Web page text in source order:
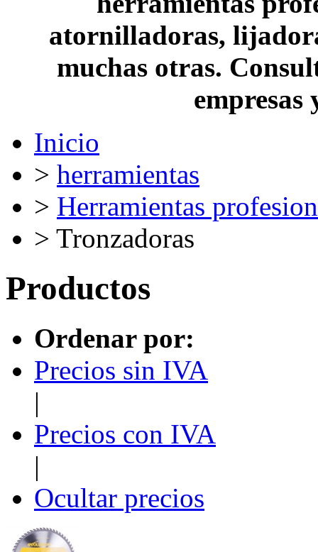
atornilladoras,
muchas otras.
empresas
Inicio
> herramientas
> Herramientas
> Tronzadoras
Productos
Ordenar por:
Precios sin IVA
|
Precios con IVA
|
Ocultar precios